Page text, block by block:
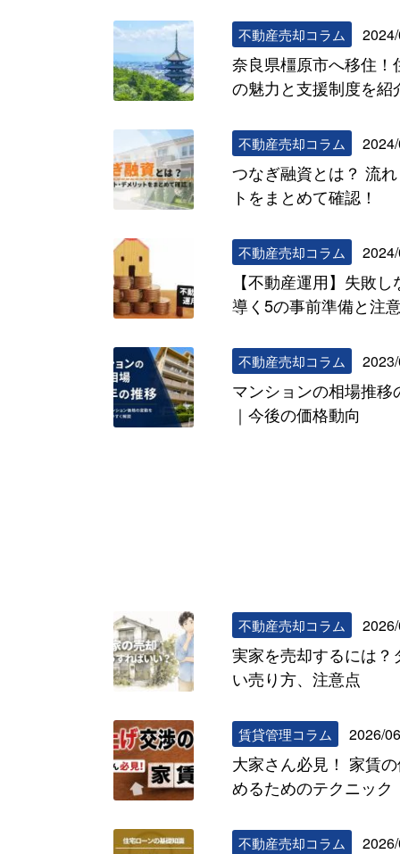
不動産売却コラム
奈良県橿原市へ移住
の魅力と支援制度を紹
不動産売却コラム
つなぎ融資とは？ 流
トをまとめて確認！
不動産売却コラム
【不動産運用】失敗
導く5の事前準備と注
不動産売却コラム
マンションの相場推
｜今後の価格動向
不動産売却コラム
実家を売却するには
い売り方、注意点
賃貸管理コラム 2026/
大家さん必見！ 家賃
めるためのテクニック
不動産売却コラム